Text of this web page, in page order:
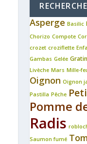
Asperge Basilic
Chorizo Compote
crozet croziflette
Gambas Gelée Gratin
Livèche Mars Mille-
Oignon Oignon
Pastilla Pêche
Pomme
Radis
Saumon fumé